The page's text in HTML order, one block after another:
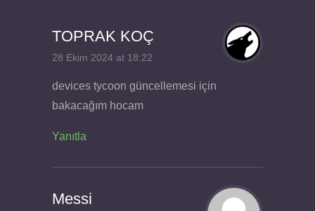
TOPRAK KOÇ
28 Ekim 2024 at 18:22
devices tycoon güncellemesi için
bakacağım hocam
Yanıtla
Messi